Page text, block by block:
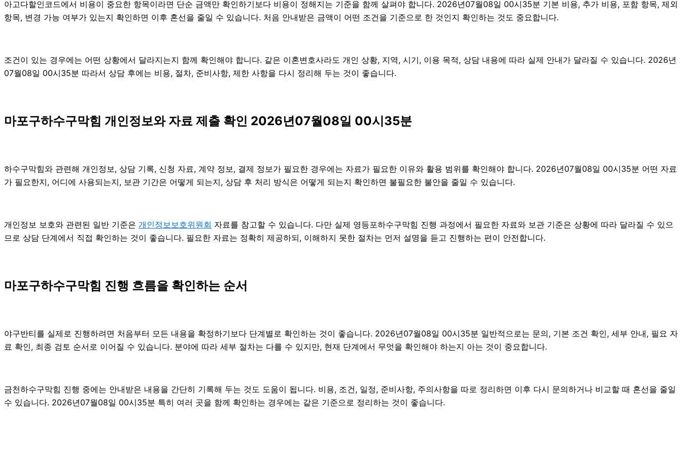
아고다할인코드에서 비용이 중요한 항목이라면 단순 금액만 확인하기보다 비용이 정해지는 기준을 함께 살펴야 합니다. 2026년07월08일 00시35분 기본 비용, 추가 비용, 포함 항목, 제외
항목, 변경 가능 여부가 있는지 확인하면 이후 혼선을 줄일 수 있습니다. 처음 안내받은 금액이 어떤 조건을 기준으로 한 것인지 확인하는 것도 중요합니다.
조건이 있는 경우에는 어떤 상황에서 달라지는지 함께 확인해야 합니다. 같은 이혼변호사라도 개인 상황, 지역, 시기, 이용 목적, 상담 내용에 따라 실제 안내가 달라질 수 있습니다. 2026년
07월08일 00시35분 따라서 상담 후에는 비용, 절차, 준비사항, 제한 사항을 다시 정리해 두는 것이 좋습니다.
마포구하수구막힘 개인정보와 자료 제출 확인 2026년07월08일 00시35분
하수구막힘와 관련해 개인정보, 상담 기록, 신청 자료, 계약 정보, 결제 정보가 필요한 경우에는 자료가 필요한 이유와 활용 범위를 확인해야 합니다. 2026년07월08일 00시35분 어떤 자료
가 필요한지, 어디에 사용되는지, 보관 기간은 어떻게 되는지, 상담 후 처리 방식은 어떻게 되는지 확인하면 불필요한 불안을 줄일 수 있습니다.
개인정보 보호와 관련된 일반 기준은 개인정보보호위원회 자료를 참고할 수 있습니다. 다만 실제 영등포하수구막힘 진행 과정에서 필요한 자료와 보관 기준은 상황에 따라 달라질 수 있으
므로 상담 단계에서 직접 확인하는 것이 좋습니다. 필요한 자료는 정확히 제공하되, 이해하지 못한 절차는 먼저 설명을 듣고 진행하는 편이 안전합니다.
마포구하수구막힘 진행 흐름을 확인하는 순서
야구반티를 실제로 진행하려면 처음부터 모든 내용을 확정하기보다 단계별로 확인하는 것이 좋습니다. 2026년07월08일 00시35분 일반적으로는 문의, 기본 조건 확인, 세부 안내, 필요 자
료 확인, 최종 검토 순서로 이어질 수 있습니다. 분야에 따라 세부 절차는 다를 수 있지만, 현재 단계에서 무엇을 확인해야 하는지 아는 것이 중요합니다.
금천하수구막힘 진행 중에는 안내받은 내용을 간단히 기록해 두는 것도 도움이 됩니다. 비용, 조건, 일정, 준비사항, 주의사항을 따로 정리하면 이후 다시 문의하거나 비교할 때 혼선을 줄일
수 있습니다. 2026년07월08일 00시35분 특히 여러 곳을 함께 확인하는 경우에는 같은 기준으로 정리하는 것이 좋습니다.